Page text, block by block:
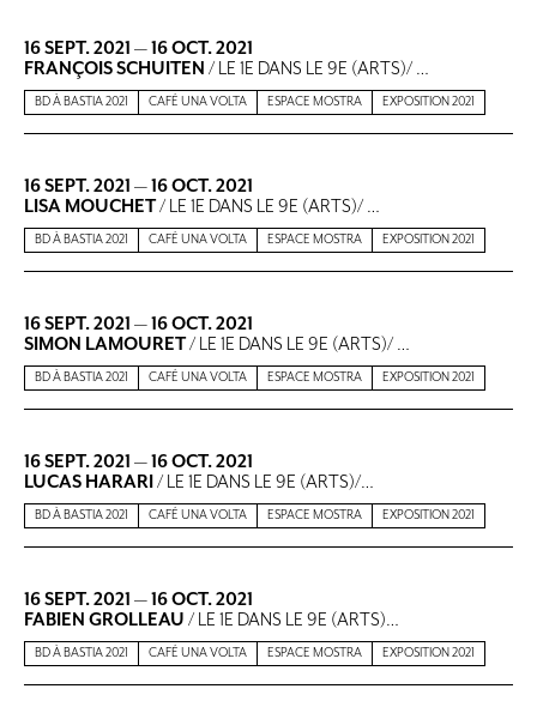
16 SEPT. 2021 —16 OCT. 2021
FRANÇOIS SCHUITEN / LE 1E DANS LE 9E (ARTS)/ …
BD À BASTIA 2021 CAFÉ UNA VOLTA ESPACE MOSTRA EXPOSITION 2021
16 SEPT. 2021 —16 OCT. 2021
LISA MOUCHET/ LE 1E DANS LE 9E (ARTS)/ …
BD À BASTIA 2021 CAFÉ UNA VOLTA ESPACE MOSTRA EXPOSITION 2021
16 SEPT. 2021 —16 OCT. 2021
SIMON LAMOURET/ LE 1E DANS LE 9E (ARTS)/ …
BD À BASTIA 2021 CAFÉ UNA VOLTA ESPACE MOSTRA EXPOSITION 2021
16 SEPT. 2021 —16 OCT. 2021
LUCAS HARARI / LE 1E DANS LE 9E (ARTS)/…
BD À BASTIA 2021 CAFÉ UNA VOLTA ESPACE MOSTRA EXPOSITION 2021
16 SEPT. 2021 —16 OCT. 2021
FABIEN GROLLEAU / LE 1E DANS LE 9E (ARTS)…
BD À BASTIA 2021 CAFÉ UNA VOLTA ESPACE MOSTRA EXPOSITION 2021